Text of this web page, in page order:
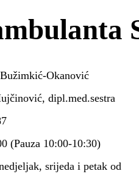
Okanović
dipl.med.sestra
(Pauza 10:00-10:30)
srijeda i petak od